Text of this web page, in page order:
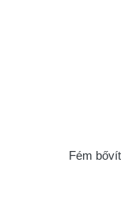
Fém